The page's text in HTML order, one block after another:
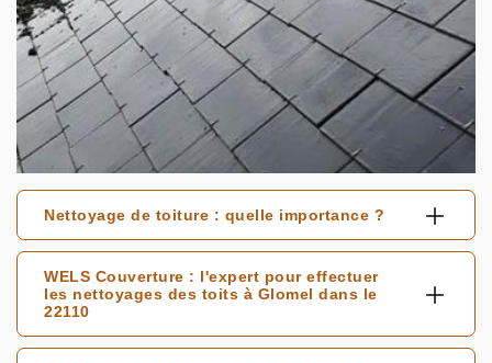
Nettoyage de toiture : quelle importance ?
WELS Couverture : l'expert pour effectuer
les nettoyages des toits à Glomel dans le
22110